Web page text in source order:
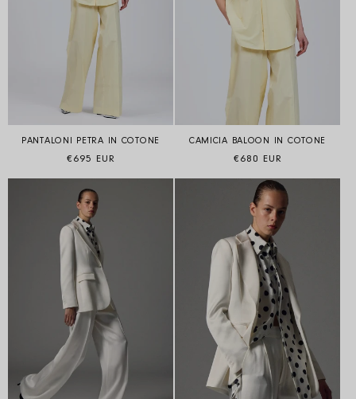
PANTALONI PETRA IN COTONE
Prezzo di listino
€695 EUR
CAMICIA BALOON IN COTONE
Prezzo di listino
€680 EUR